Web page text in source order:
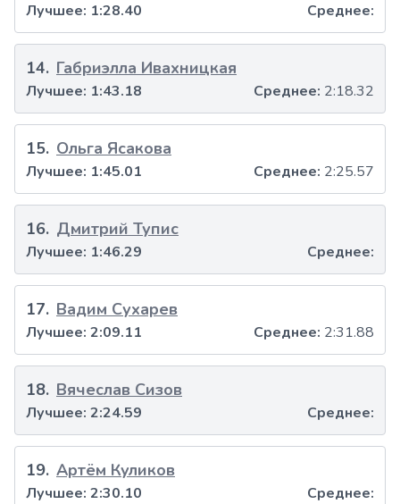
Среднее:
Лучшее: 1:28.40
14. Габриэлла Ивахницкая
Среднее: 2:18.32
Лучшее: 1:43.18
15. Ольга Ясакова
Среднее: 2:25.57
Лучшее: 1:45.01
16. Дмитрий Тупис
Среднее:
Лучшее: 1:46.29
17. Вадим Сухарев
Среднее: 2:31.88
Лучшее: 2:09.11
18. Вячеслав Сизов
Среднее:
Лучшее: 2:24.59
19. Артём Куликов
Среднее:
Лучшее: 2:30.10